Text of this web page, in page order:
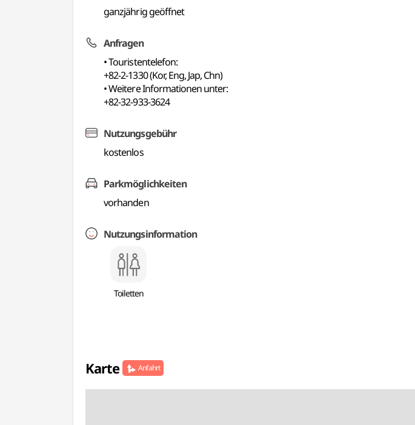
ganzjährig geöffnet
Anfragen
• Touristentelefon:
+82-2-1330 (Kor, Eng, Jap, Chn)
• Weitere Informationen unter:
+82-32-933-3624
Nutzungsgebühr
kostenlos
Parkmöglichkeiten
vorhanden
Nutzungsinformation
Toiletten
Karte Anfahrt